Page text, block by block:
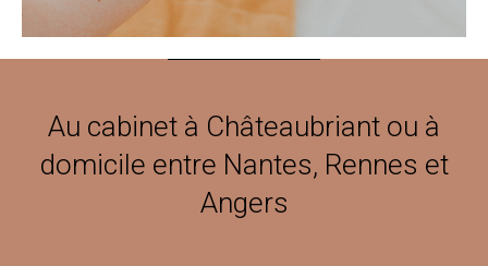
Au cabinet à Châteaubriant ou à
domicile entre Nantes, Rennes et
Angers